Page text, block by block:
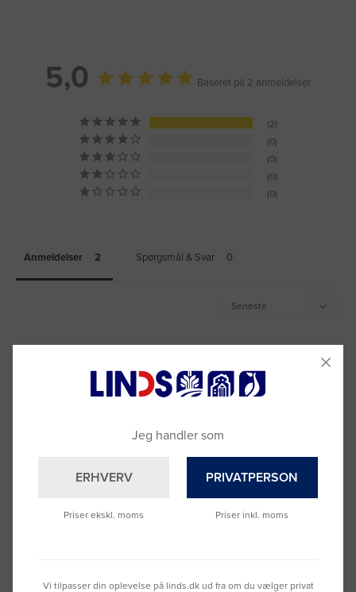
5,0 Baseret på 2 anmeldelser
2
0
0
0
0
Anmeldelser Spørgsmål & Svar
25.01.2023
Varmepære rød Philips 150W
Var denne anmeldelse til hjælp?
Jeg handler som
ERHVERV
Priser ekskl. moms
PRIVATPERSON
Priser inkl. moms
Vi tilpasser din oplevelse på linds.dk ud fra om du vælger privat